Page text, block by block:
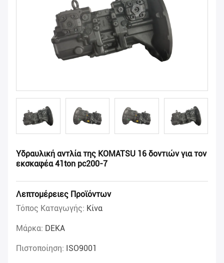
Υδραυλική αντλία της KOMATSU 16 δοντιών για τον
εκσκαφέα 41ton pc200-7
Λεπτομέρειες Προϊόντων
Τόπος Καταγωγής: Κίνα
Μάρκα: DEKA
Πιστοποίηση: ISO9001